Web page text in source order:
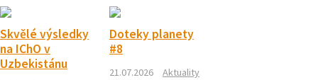
Skvělé výsledky
na IChO v
Uzbekistánu
Doteky planety
#8
21.07.2026
Aktuality